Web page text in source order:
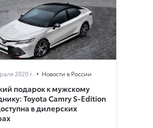
2020 г. Новости в России
подарок к мужскому
Toyota Camry S-Edition
в дилерских